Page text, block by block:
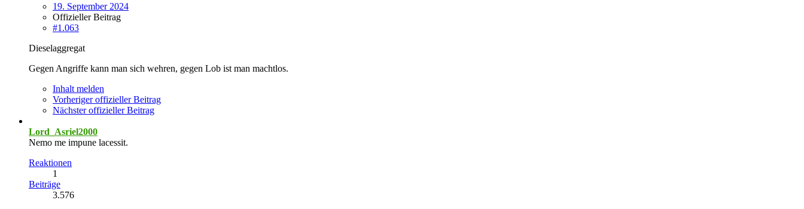
19. September 2024
Offizieller Beitrag
#1.063
Dieselaggregat
Gegen Angriffe kann man sich wehren, gegen Lob ist man machtlos.
Inhalt melden
Vorheriger offizieller Beitrag
Nächster offizieller Beitrag
Lord_Asriel2000
Nemo me impune lacessit.
Reaktionen
1
Beiträge
3.576